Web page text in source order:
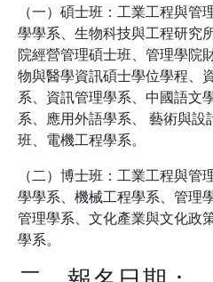
（一）碩士班：工業工程與管
學學系、生物科技與工程研究
院經營管理碩士班、管理學院
物與醫學資訊碩士學位學程、
系、資訊管理學系、中國語文
系、應用外語學系、 藝術與設
班、電機工程學系。
（二）博士班：工業工程與管
學學系、機械工程學系、管理
管理學系、文化產業與文化政
學系。